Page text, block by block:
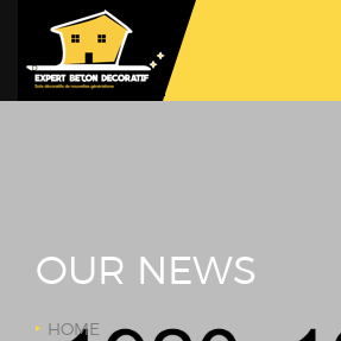
PROJETS
NOUS CONTACTER
OUR NEWS
HOME